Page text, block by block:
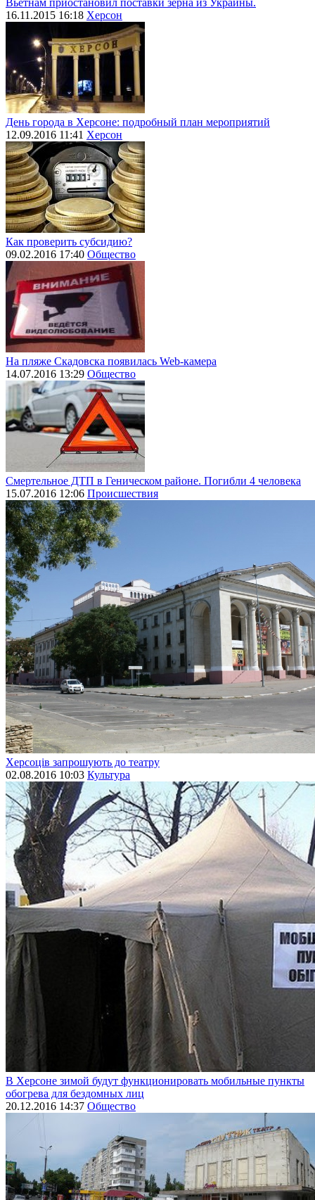
Вьетнам приостановил поставки зерна из Украины.
16.11.2015 16:18 Херсон
День города в Херсоне: подробный план мероприятий
12.09.2016 11:41 Херсон
Как проверить субсидию?
09.02.2016 17:40 Общество
На пляже Скадовска появилась Web-камера
14.07.2016 13:29 Общество
Смертельное ДТП в Геническом районе. Погибли 4 человека
15.07.2016 12:06 Происшествия
Херсоців запрошують до театру
02.08.2016 10:03 Культура
В Херсоне зимой будут функционировать мобильные пункты
обогрева для бездомных лиц
20.12.2016 14:37 Общество